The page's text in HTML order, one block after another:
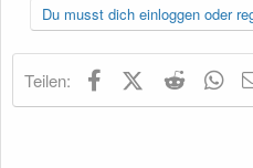
Du musst dich einloggen oder
Teilen: FacebookX (Twitter)
Reddit